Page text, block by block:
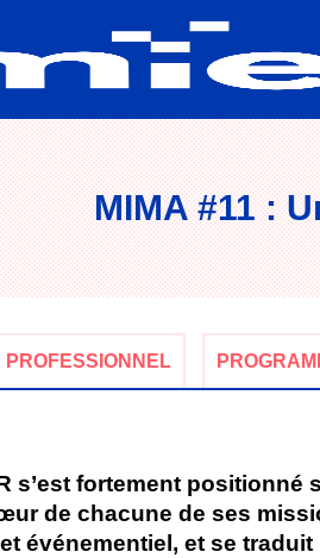
MIMA #11 :
s’est fortement positionné
de chacune de ses
événementiel, et se